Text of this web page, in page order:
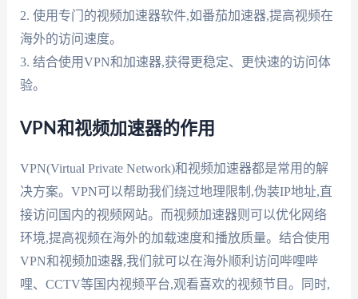
2. 使用专门的视频加速器软件,如番茄加速器,提高视频在
海外的访问速度。
3. 结合使用VPN和加速器,获得更稳定、更快速的访问体
验。
VPN和视频加速器的作用
VPN(Virtual Private Network)和视频加速器都是常用的解
决方案。VPN可以帮助我们绕过地理限制,伪装IP地址,直
接访问国内的视频网站。而视频加速器则可以优化网络
环境,提高视频在海外的加载速度和播放质量。结合使用
VPN和视频加速器,我们就可以在海外顺利访问哔哩哔
哩、CCTV等国内视频平台,观看喜欢的视频节目。同时,